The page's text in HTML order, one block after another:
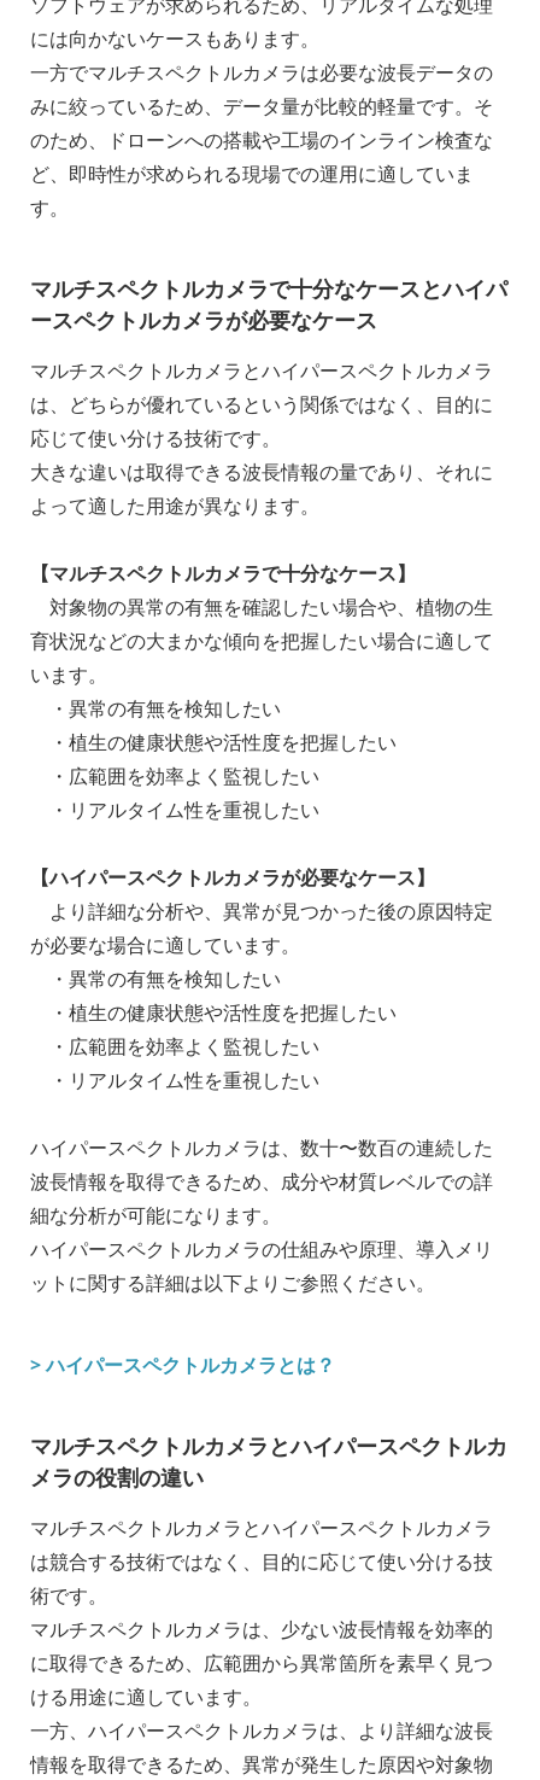
ソフトウェアが求められるため、リアルタイムな処理
には向かないケースもあります。
一方でマルチスペクトルカメラは必要な波長データの
みに絞っているため、データ量が比較的軽量です。そ
のため、ドローンへの搭載や工場のインライン検査な
ど、即時性が求められる現場での運用に適していま
す。
マルチスペクトルカメラで十分なケースとハイパ
ースペクトルカメラが必要なケース
マルチスペクトルカメラとハイパースペクトルカメラ
は、どちらが優れているという関係ではなく、目的に
応じて使い分ける技術です。
大きな違いは取得できる波長情報の量であり、それに
よって適した用途が異なります。
【マルチスペクトルカメラで十分なケース】
対象物の異常の有無を確認したい場合や、植物の生
育状況などの大まかな傾向を把握したい場合に適して
います。
・異常の有無を検知したい
・植生の健康状態や活性度を把握したい
・広範囲を効率よく監視したい
・リアルタイム性を重視したい
【ハイパースペクトルカメラが必要なケース】
より詳細な分析や、異常が見つかった後の原因特定
が必要な場合に適しています。
・異常の有無を検知したい
・植生の健康状態や活性度を把握したい
・広範囲を効率よく監視したい
・リアルタイム性を重視したい
ハイパースペクトルカメラは、数十〜数百の連続した
波長情報を取得できるため、成分や材質レベルでの詳
細な分析が可能になります。
ハイパースペクトルカメラの仕組みや原理、導入メリ
ットに関する詳細は以下よりご参照ください。
> ハイパースペクトルカメラとは？
マルチスペクトルカメラとハイパースペクトルカ
メラの役割の違い
マルチスペクトルカメラとハイパースペクトルカメラ
は競合する技術ではなく、目的に応じて使い分ける技
術です。
マルチスペクトルカメラは、少ない波長情報を効率的
に取得できるため、広範囲から異常箇所を素早く見つ
ける用途に適しています。
一方、ハイパースペクトルカメラは、より詳細な波長
情報を取得できるため、異常が発生した原因や対象物